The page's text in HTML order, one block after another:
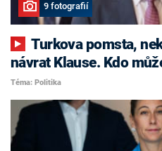
9 fotografií
Turkova pomsta, nekonfliktní Havlíček i
návrat Klause. Kdo
Téma: Politika